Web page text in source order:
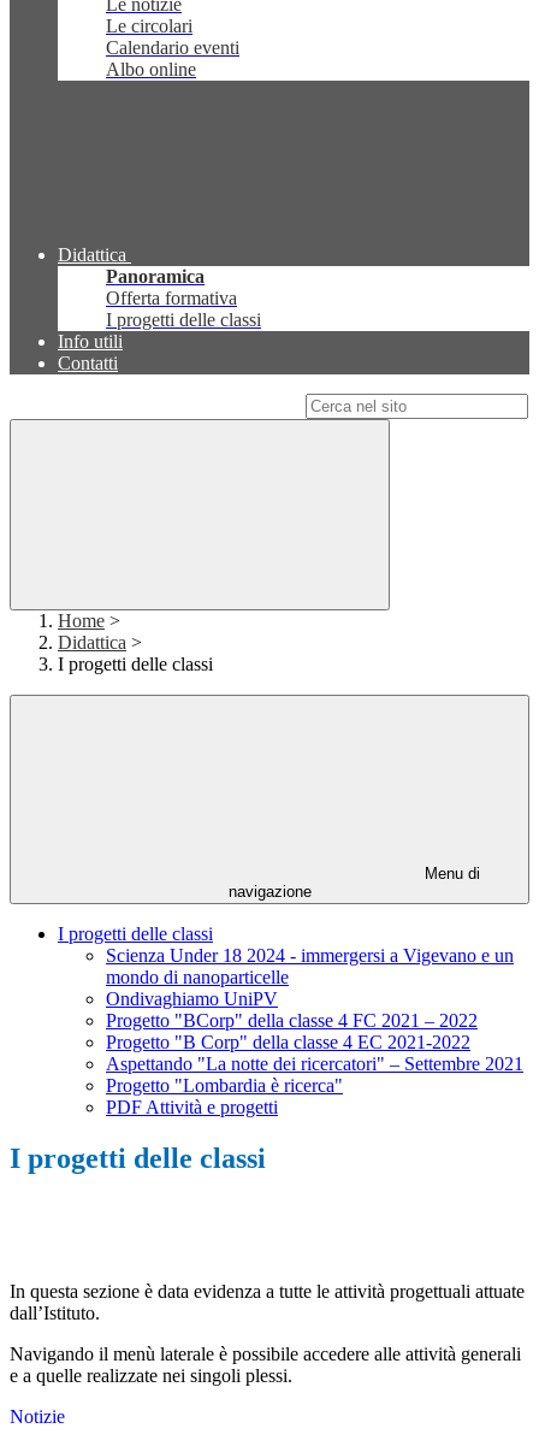
Le notizie
Le circolari
Calendario eventi
Albo online
Didattica
Panoramica
Offerta formativa
I progetti delle classi
Info utili
Contatti
Home >
Didattica >
I progetti delle classi
Menu di
navigazione
I progetti delle classi
Scienza Under 18 2024 - immergersi a Vigevano e un
mondo di nanoparticelle
Ondivaghiamo UniPV
Progetto "BCorp" della classe 4 FC 2021 – 2022
Progetto "B Corp" della classe 4 EC 2021-2022
Aspettando "La notte dei ricercatori" – Settembre 2021
Progetto "Lombardia è ricerca"
PDF Attività e progetti
I progetti delle classi
In questa sezione è data evidenza a tutte le attività progettuali attuate
dall’Istituto.
Navigando il menù laterale è possibile accedere alle attività generali
e a quelle realizzate nei singoli plessi.
Notizie